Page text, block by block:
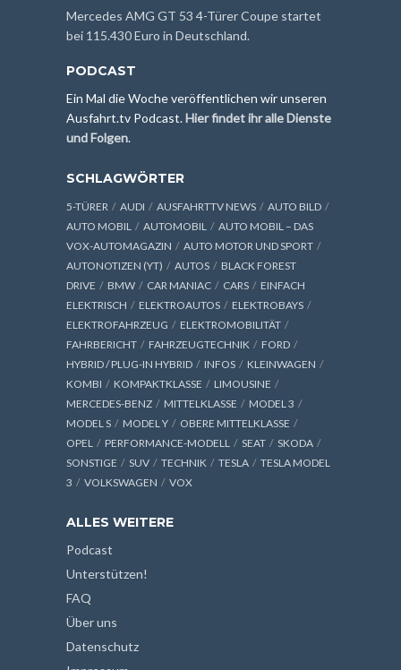
Mercedes AMG GT 53 4-Türer Coupe startet
bei 115.430 Euro in Deutschland.
PODCAST
Ein Mal die Woche veröffentlichen wir unseren
Ausfahrt.tv Podcast.Hier findet ihr alle Dienste
und Folgen.
SCHLAGWÖRTER
5-TÜRER AUDI AUSFAHRTTV NEWS
AUTO BILD
AUTO MOBIL
AUTOMOBIL
AUTO MOBIL – DAS
VOX-AUTOMAGAZIN
AUTO MOTOR UND SPORT
AUTONOTIZEN (YT)
AUTOS
BLACK FOREST
DRIVE
BMW CAR MANIAC CARS
EINFACH
ELEKTRISCH
ELEKTROAUTOS
ELEKTROBAYS
ELEKTROFAHRZEUG
ELEKTROMOBILITÄT
FAHRBERICHT
FAHRZEUGTECHNIK
FORD
HYBRID / PLUG-IN HYBRID
INFOS
KLEINWAGEN
KOMBI
KOMPAKTKLASSE
LIMOUSINE
MERCEDES-BENZ
MITTELKLASSE
MODEL 3
MODEL S
MODEL Y
OBERE MITTELKLASSE
OPEL
PERFORMANCE-MODELL SEAT
SKODA
SONSTIGE
SUV TECHNIK TESLA
TESLA MODEL
3
VOLKSWAGEN VOX
ALLES WEITERE
Podcast
Unterstützen!
FAQ
Über uns
Datenschutz